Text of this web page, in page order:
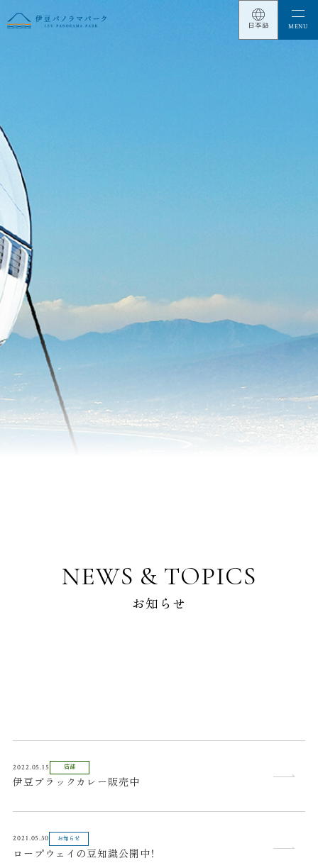
NEWS & TOPICS
お知らせ
2022.05.15 店舗
伊豆ブラックカレー販売中
2021.05.30 お知らせ
ロープウェイの豆知識公開中！